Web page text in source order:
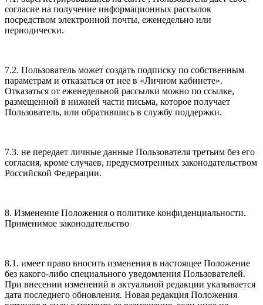
согласие на получение информационных рассылок
посредством электронной почты, еженедельно или
периодически.
7.2. Пользователь может создать подписку по собственным
параметрам и отказаться от нее в «Личном кабинете».
Отказаться от еженедельной рассылки можно по ссылке,
размещенной в нижней части письма, которое получает
Пользователь, или обратившись в службу поддержки.
7.3. не передает личные данные Пользователя третьим без его
согласия, кроме случаев, предусмотренных законодательством
Российской Федерации.
8. Изменение Положения о политике конфиденциальности.
Применимое законодательство
8.1. имеет право вносить изменения в настоящее Положение
без какого-либо специального уведомления Пользователей.
При внесении изменений в актуальной редакции указывается
дата последнего обновления. Новая редакция Положения